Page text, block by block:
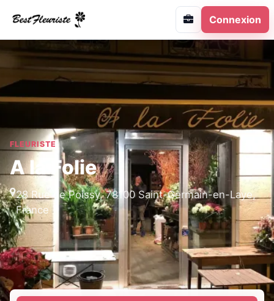
Connexion
FLEURISTE
A la Folie
28 Rue de Poissy, 78100 Saint-Germain-en-Laye,
France